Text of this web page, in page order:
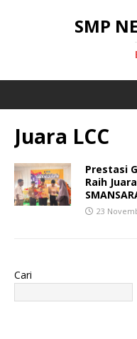
SMP
Juara LCC
Prestasi
Raih
23
Cari